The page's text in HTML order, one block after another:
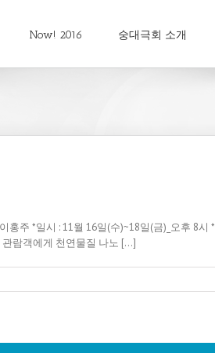
Now! 2016 숭대극회 소개
주 *일시 : 11월 16일(수)~18일(금)_오후 8
람객에게 천연물질 나노 [...]